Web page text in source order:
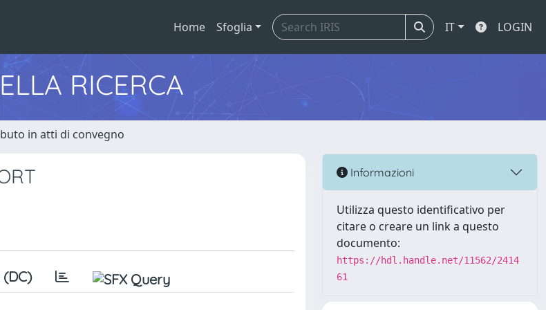
Home Sfoglia IT LOGIN
RICERCA
in atti di convegno
Informazioni
Utilizza questo identificativo per
citare o creare un link a questo
documento:
https://hdl.handle.net/11562/2414
61